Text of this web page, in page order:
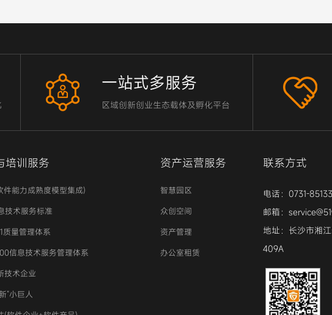
一站式多服务
区域创新创业生态载体及孵化平台
培训服务
件能力成熟度模型集成)
技术服务标准
质量管理体系
信息技术服务管理体系
技术企业
“小巨人
资产运营服务
智慧园区
众创空间
资产管理
办公室租赁
联系方式
电话：0731-
邮箱：
地址：长沙市湘
409A